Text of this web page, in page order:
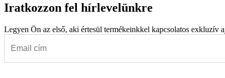
Iratkozzon fel hírlevelünkre
Legyen Ön az első, aki értesül termékeinkkel kapcsolatos exkluzív